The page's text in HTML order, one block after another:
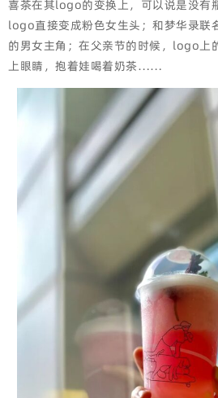
喜茶在其logo的变换上，可以说是没有
logo直接变成粉色女生头；和梦华录联
的男女主角；在父亲节的时候，logo上
上眼睛，抱着娃喝着奶茶……